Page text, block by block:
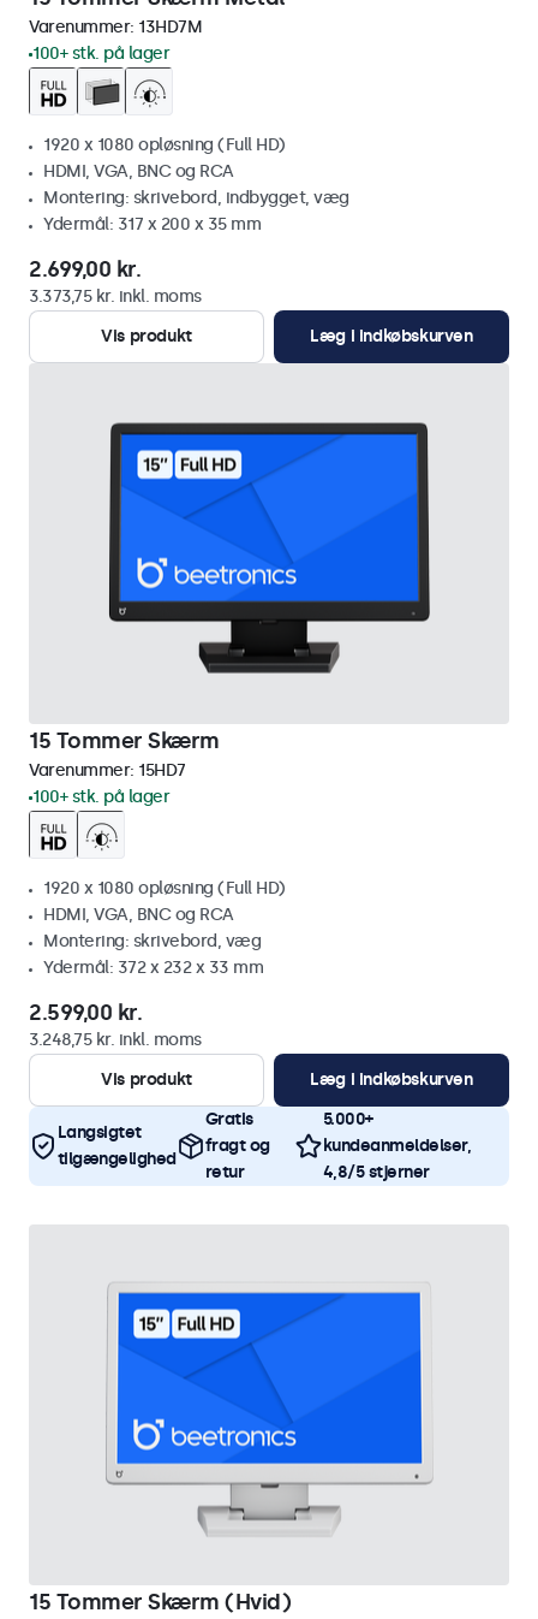
Varenummer: 13HD7M
100+ stk. på lager
1920 x 1080 opløsning (Full HD)
HDMI, VGA, BNC og RCA
Montering: skrivebord, indbygget, væg
Ydermål: 317 x 200 x 35 mm
2.699,00 kr.
3.373,75 kr. inkl. moms
Vis produkt
Læg i indkøbskurven
15 Tommer Skærm
Varenummer: 15HD7
100+ stk. på lager
1920 x 1080 opløsning (Full HD)
HDMI, VGA, BNC og RCA
Montering: skrivebord, væg
Ydermål: 372 x 232 x 33 mm
2.599,00 kr.
3.248,75 kr. inkl. moms
Vis produkt
Læg i indkøbskurven
Langsigtet
tilgængelighed
Gratis
fragt og
retur
5.000+
kundeanmeldelser,
4,8/5 stjerner
15 Tommer Skærm (Hvid)